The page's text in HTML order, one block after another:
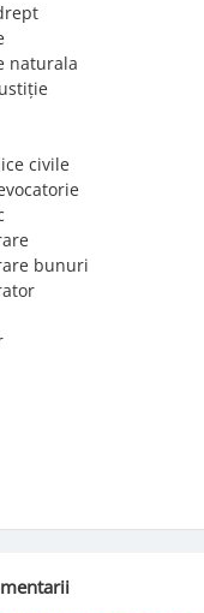
naturala
civile
bunuri